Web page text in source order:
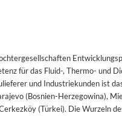
für das Fluid-, Thermo- und
und Industriekunden ist
(Bosnien-Herzegowina),
(Türkei). Die Wurzeln